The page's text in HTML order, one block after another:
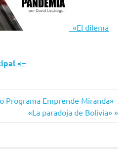
«El dilema
<–
Programa Emprende Miranda»
Siguiente
entrada:
«La paradoja de Bolivia»